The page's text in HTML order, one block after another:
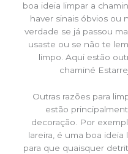
boa ideia limpar a
haver sinais óbvios ou
verdade se já passou
usaste ou se não te
limpo. Aqui estão
chaminé
Outras razões para
estão
decoração. Por
lareira, é uma boa
para que quaisquer